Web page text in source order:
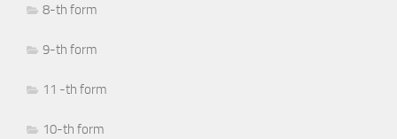
8-th form
9-th form
11 -th form
10-th form